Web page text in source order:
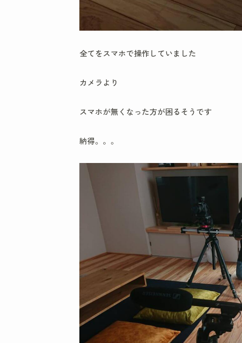
全てをスマホで操作していました
カメラより
スマホが無くなった方が困るそうです
納得。。。